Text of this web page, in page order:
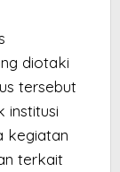
diotaki
tersebut
institusi
kegiatan
terkait